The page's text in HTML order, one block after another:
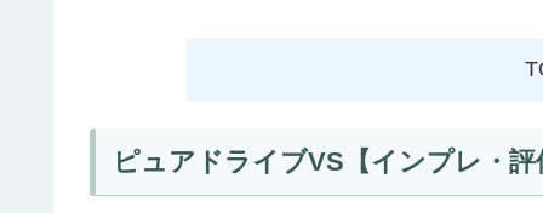
ピュアドライブVS【インプレ・